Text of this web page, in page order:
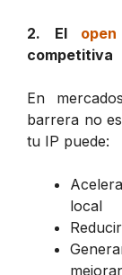
2. El
competitiva
En
barrera no
tu IP puede:
local